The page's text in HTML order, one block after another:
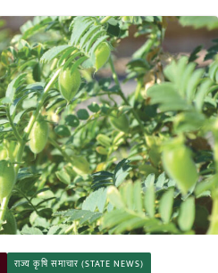
राज्य कृषि समाचार (STATE NEWS)